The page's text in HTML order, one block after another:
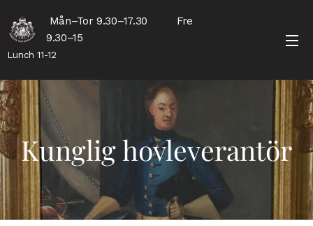
Mån–Tor 9.30–17.30 Fre
9.30–15
Lunch 11-12
Kunglig hovleverantör